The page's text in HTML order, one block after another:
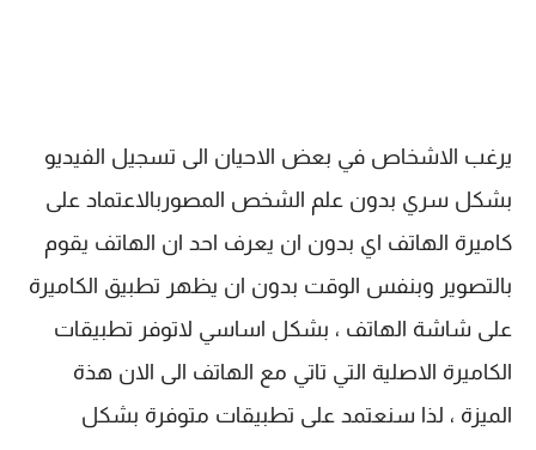
يرغب الاشخاص في بعض الاحيان الى تسجيل الفيديو
بشكل سري بدون علم الشخص المصوربالاعتماد على
كاميرة الهاتف اي بدون ان يعرف احد ان الهاتف يقوم
بالتصوير وبنفس الوقت بدون ان يظهر تطبيق الكاميرة
على شاشة الهاتف ، بشكل اساسي لاتوفر تطبيقات
الكاميرة الاصلية التي تاتي مع الهاتف الى الان هذة
الميزة ، لذا سنعتمد على تطبيقات متوفرة بشكل